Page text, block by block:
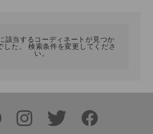
該当するコーディネートが見つか
した。 検索条件を変更してくださ
い。